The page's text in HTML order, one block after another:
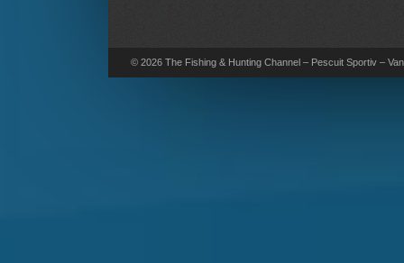
© 2026 The Fishing & Hunting Channel – Pescuit Sportiv –